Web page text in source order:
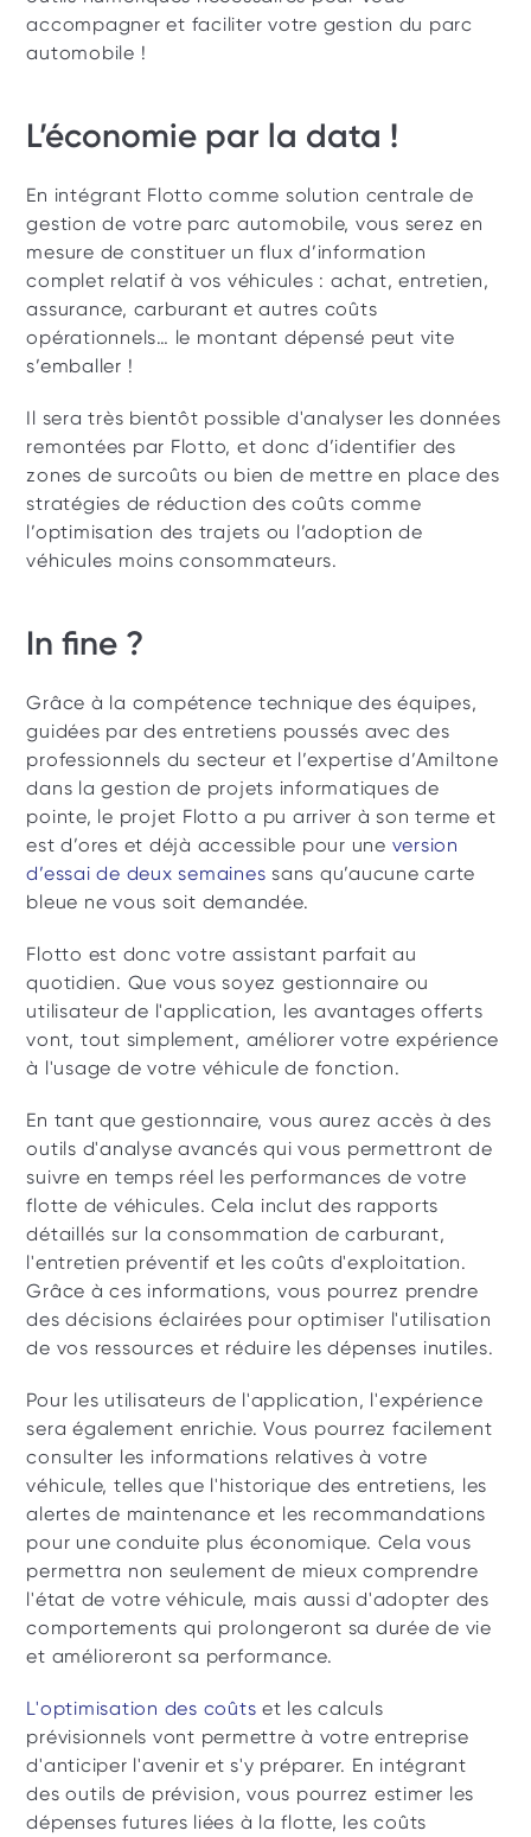
accompagner et faciliter votre gestion du parc
automobile !
L’économie par la data !
En intégrant Flotto comme solution centrale de
gestion de votre parc automobile, vous serez en
mesure de constituer un flux d’information
complet relatif à vos véhicules : achat, entretien,
assurance, carburant et autres coûts
opérationnels… le montant dépensé peut vite
s’emballer !
Il sera très bientôt possible d'analyser les données
remontées par Flotto, et donc d’identifier des
zones de surcoûts ou bien de mettre en place des
stratégies de réduction des coûts comme
l’optimisation des trajets ou l’adoption de
véhicules moins consommateurs.
In fine ?
Grâce à la compétence technique des équipes,
guidées par des entretiens poussés avec des
professionnels du secteur et l’expertise d’Amiltone
dans la gestion de projets informatiques de
pointe, le projet Flotto a pu arriver à son terme et
est d’ores et déjà accessible pour une version
d’essai de deux semaines sans qu’aucune carte
bleue ne vous soit demandée.
Flotto est donc votre assistant parfait au
quotidien. Que vous soyez gestionnaire ou
utilisateur de l'application, les avantages offerts
vont, tout simplement, améliorer votre expérience
à l'usage de votre véhicule de fonction.
En tant que gestionnaire, vous aurez accès à des
outils d'analyse avancés qui vous permettront de
suivre en temps réel les performances de votre
flotte de véhicules. Cela inclut des rapports
détaillés sur la consommation de carburant,
l'entretien préventif et les coûts d'exploitation.
Grâce à ces informations, vous pourrez prendre
des décisions éclairées pour optimiser l'utilisation
de vos ressources et réduire les dépenses inutiles.
Pour les utilisateurs de l'application, l'expérience
sera également enrichie. Vous pourrez facilement
consulter les informations relatives à votre
véhicule, telles que l'historique des entretiens, les
alertes de maintenance et les recommandations
pour une conduite plus économique. Cela vous
permettra non seulement de mieux comprendre
l'état de votre véhicule, mais aussi d'adopter des
comportements qui prolongeront sa durée de vie
et amélioreront sa performance.
L'optimisation des coûts et les calculs
prévisionnels vont permettre à votre entreprise
d'anticiper l'avenir et s'y préparer. En intégrant
des outils de prévision, vous pourrez estimer les
dépenses futures liées à la flotte, les coûts